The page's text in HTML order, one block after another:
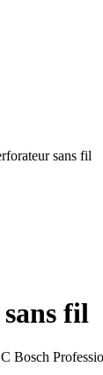
sans fil
fil